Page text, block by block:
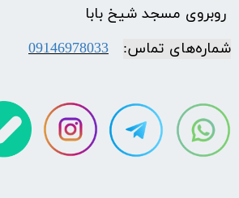
​​​​​​​ روبروی مسجد شیخ بابا
شماره‌‌های تماس:
09146978033